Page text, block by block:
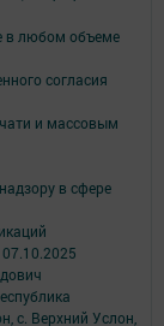
в любом объеме
согласия
и массовым
в сфере
с. Верхний Услон,